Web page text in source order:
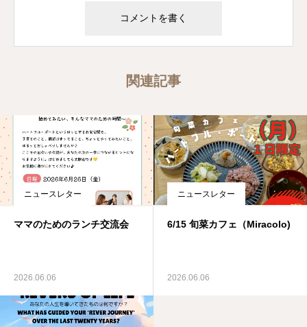
関連記事
ニュースレター
ママのためのランチ交流会
2026.06.06
ニュースレター
6/15 旬菜カフェ（Miracolo)
2026.06.06